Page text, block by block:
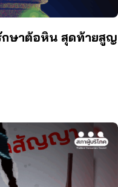
กษาต้อหิน สุดท้ายสูญ